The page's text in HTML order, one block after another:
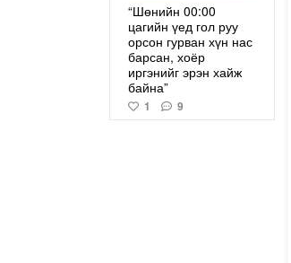
“Шөнийн 00:00
цагийн үед гол руу
орсон гурван хүн нас
барсан, хоёр
иргэнийг эрэн хайж
байна”
1 9